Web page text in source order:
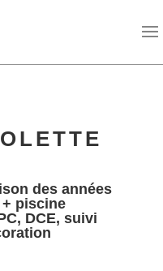
des années
piscine
DCE, suivi